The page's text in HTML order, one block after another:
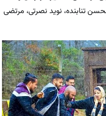
تنابنده، نوید نصرتی، مرتضی